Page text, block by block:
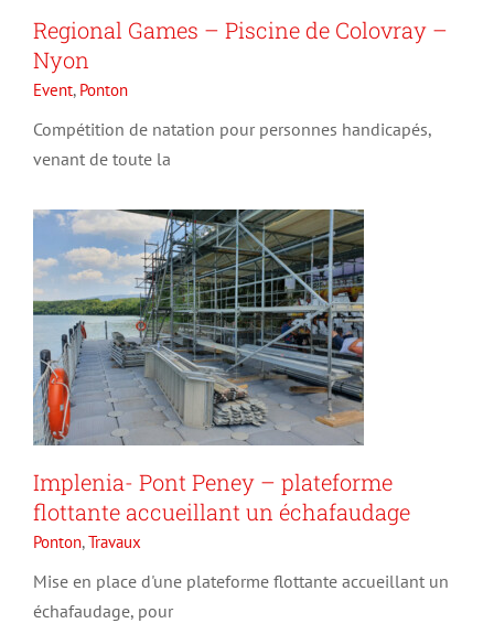
Regional Games – Piscine de Colovray –
Nyon
Event, Ponton
Compétition de natation pour personnes handicapés,
venant de toute la
plateforme flottante
accueillant un échafaudage
Implenia- Pont Peney – plateforme
flottante accueillant un échafaudage
Ponton,Travaux
Mise en place d'une plateforme flottante accueillant un
échafaudage, pour
Grandson – Star Sailor
League et Y-Voile – ponton
flottant